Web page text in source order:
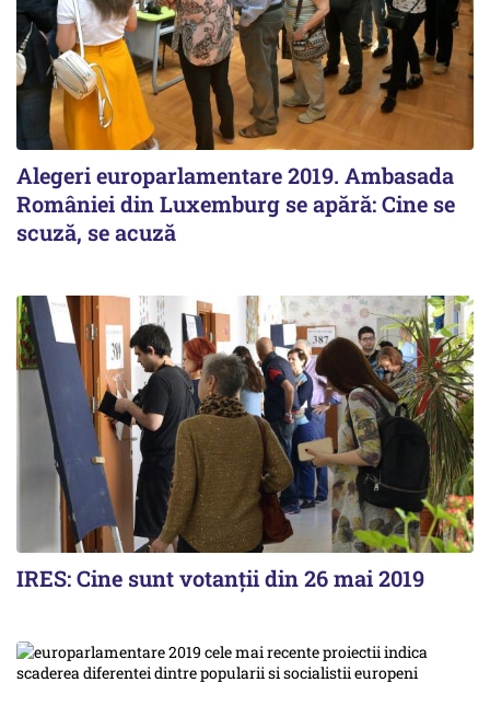
Alegeri europarlamentare 2019. Ambasada
României din Luxemburg se apără: Cine se
scuză, se acuză
IRES: Cine sunt votanții din 26 mai 2019